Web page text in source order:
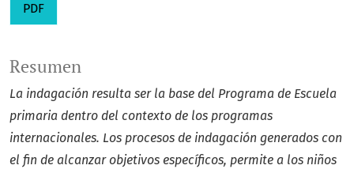
PDF
Resumen
La indagación resulta ser la base del Programa de Escuela
primaria dentro del contexto de los programas
internacionales. Los procesos de indagación generados con
el fin de alcanzar objetivos específicos, permite a los niños